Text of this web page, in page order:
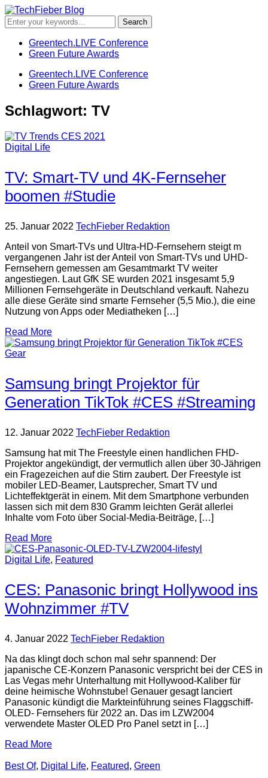
Greentech.LIVE Conference
Green Future Awards
Greentech.LIVE Conference
Green Future Awards
Schlagwort: TV
Digital Life
TV: Smart-TV und 4K-Fernseher
boomen #Studie
25. Januar 2022 TechFieber Redaktion
Anteil von Smart-TVs und Ultra-HD-Fernsehern steigt m
vergangenen Jahr ist der Anteil von Smart-TVs und UHD-
Fernsehern gemessen am Gesamtmarkt TV weiter
angestiegen. Laut GfK SE wurden 2021 insgesamt 5,9
Millionen Fernsehgeräte in Deutschland verkauft. Nahezu
alle diese Geräte sind smarte Fernseher (5,5 Mio.), die eine
Nutzung von Apps oder Mediatheken […]
Read More
Gear
Samsung bringt Projektor für
Generation TikTok #CES #Streaming
12. Januar 2022 TechFieber Redaktion
Samsung hat mit The Freestyle einen handlichen FHD-
Projektor angekündigt, der vermutlich allen über 30-Jährigen
ein Fragezeichen auf die Stirn zaubert. Der Freestyle ist
mobiler LED-Beamer, Lautsprecher, Smart TV und
Lichteffektgerät in einem. Mit dem Smartphone verbunden
lassen sich mit dem 830 Gramm leichten Gerät allerlei
Inhalte vom Foto über Social-Media-Beiträge, […]
Read More
Digital Life, Featured
CES: Panasonic bringt Hollywood ins
Wohnzimmer #TV
4. Januar 2022 TechFieber Redaktion
Na das klingt doch schon mal sehr spannend: Der
japanische CE-Konzern Panasonic verspricht bei der CES in
Las Vegas mehr Unterhaltung mit Hollywood-Kaliber für
deine heimische Wohnstube! Genauer gesagt lanciert
Panasonic kündigt die Markteinführung seines Flaggschiff-
OLED- Fernsehers für 2022 an. Das im LZW2004
verwendete Master OLED Pro Panel setzt in […]
Read More
Best Of, Digital Life, Featured, Green